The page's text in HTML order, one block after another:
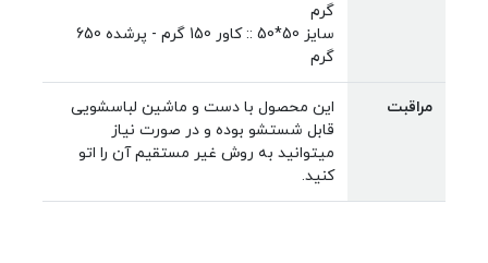
گرم
سایز 50*50 :: کاور 150 گرم - پرشده 650
گرم
مراقبت
این محصول با دست و ماشین لباسشویی
قابل شستشو بوده و در صورت نیاز
میتوانید به روش غیر مستقیم آن را اتو
کنید.